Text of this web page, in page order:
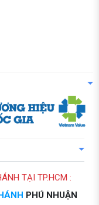
TẠI TP.HCM :
PHÚ NHUẬN